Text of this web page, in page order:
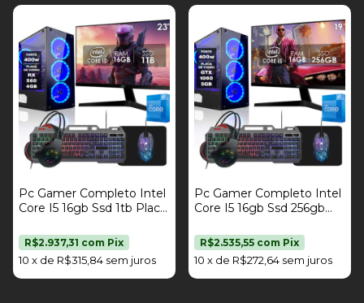
Pc Gamer Completo Intel
Core I5 16gb Ssd 1tb Placa
Gamer Monitor 23" Fonte
400W Strong Tech
10 x de R$315,84 sem juros
R$2.937,31 com Pix
Pc Gamer Completo Intel
Core I5 16gb Ssd 256gb
5gb Kit Gamer Monitor 19"
Fonte 400W Strong Tech
10 x de R$272,64 sem juros
R$2.535,55 com Pix